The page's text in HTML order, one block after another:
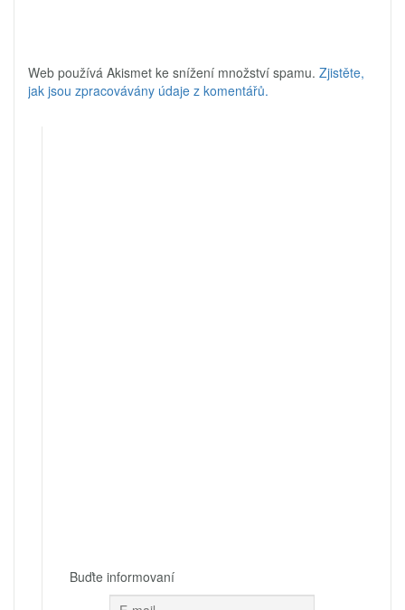
Web používá Akismet ke snížení množství spamu. Zjistěte,
jak jsou zpracovávány údaje z komentářů.
Buďte informovaní